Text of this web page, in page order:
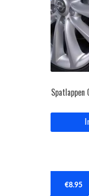
Spatlappen
€8.95